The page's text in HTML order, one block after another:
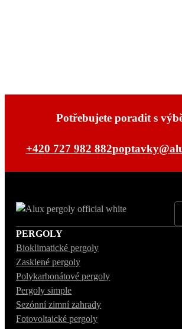
Potřebujete poradit s
+420 727 982 882
PERGOLY
Bioklimatické pergoly
Zasklené pergoly
Polykarbonátové pergoly
Pergoly simple
Sezónní zimní zahrady
Fotovoltaické pergoly